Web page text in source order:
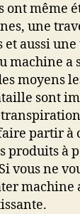
ont même
une
et aussi
machine a
moyens
sont
partir à
produits à
vous ne
machine